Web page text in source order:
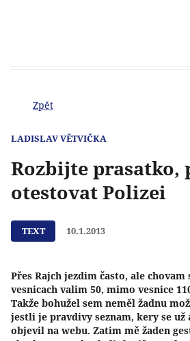
Zpět
LADISLAV VĚTVIČKA
Rozbijte prasatko,
otestovat Polizei
TEXT 10.1.2013
Přes Rajch jezdim často, ale chovam
vesnicach valim 50, mimo vesnice
Takže bohužel sem neměl žadnu
jestli je pravdivy seznam, kery se už
objevil na webu. Zatim mě žaden